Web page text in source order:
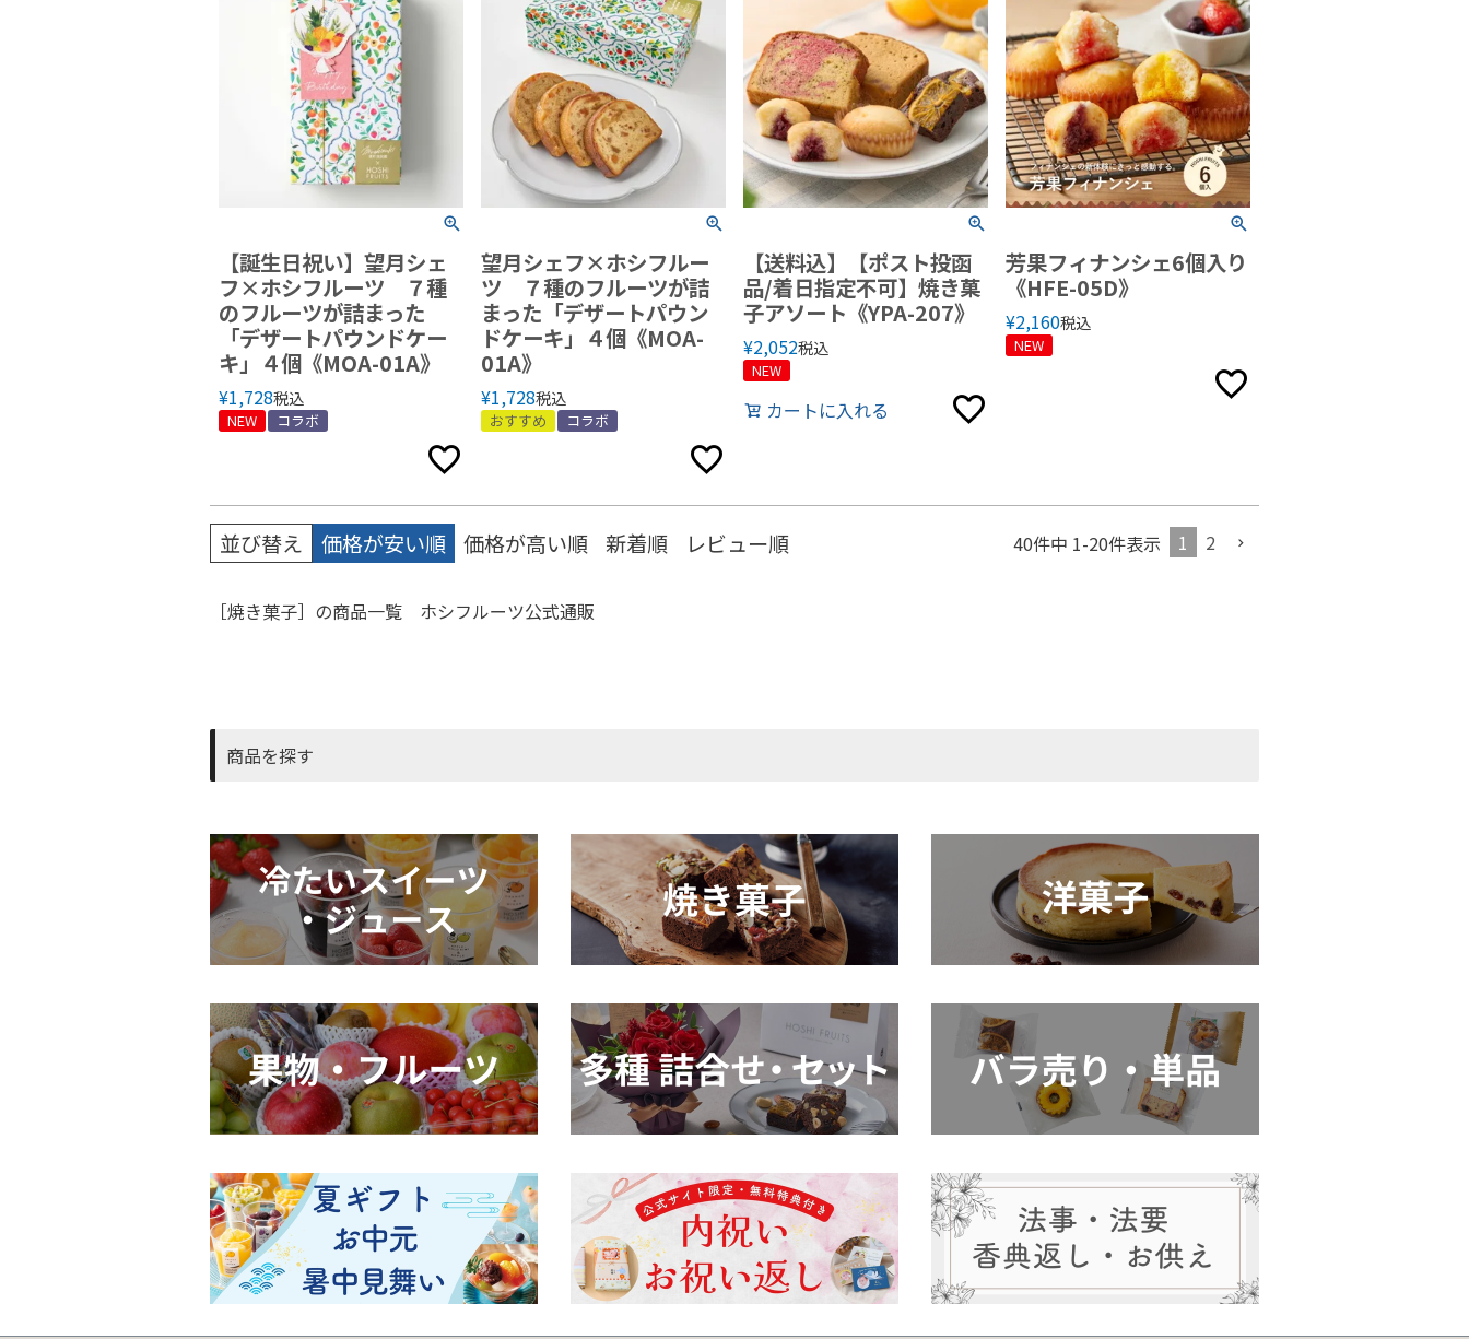
【誕生日祝い】望月シェ
フ×ホシフルーツ ７種
のフルーツが詰まった
「デザートパウンドケー
キ」４個《MOA-01A》
¥1,728税込
NEW コラボ
望月シェフ×ホシフルー
ツ ７種のフルーツが詰
まった「デザートパウン
ドケーキ」４個《MOA-
01A》
¥1,728税込
おすすめ コラボ
【送料込】【ポスト投函
品/着日指定不可】焼き菓
子アソート《YPA-207》
¥2,052税込
NEW
カートに入れる
芳果フィナンシェ6個入り
《HFE-05D》
¥2,160税込
NEW
並び替え 価格が安い順 価格が高い順 新着順 レビュー順 40件中 1-20件表示 1 2
［焼き菓子］の商品一覧 ホシフルーツ公式通販
商品を探す